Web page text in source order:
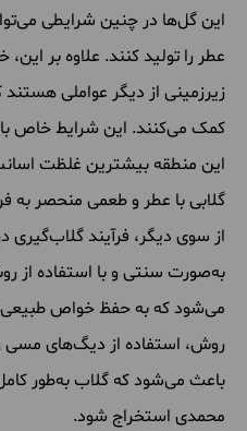
این گل‌ها در چنین شرایطی
عطر را تولید کنند. علاوه بر
زیرزمینی از دیگر عواملی
کمک می‌کنند. این شرایط خاص
این منطقه بیشترین غلظت
گلابی با عطر و طعمی منحصر به
از سوی دیگر، فرآیند گلاب‌گیری
به‌صورت سنتی و با استفاده از
می‌شود که به حفظ خواص
روش، استفاده از دیگ‌های مسی
باعث می‌شود که گلاب به‌طور
محمدی استخراج شود.